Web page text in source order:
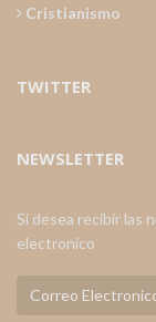
Cristianismo
TWITTER
NEWSLETTER
Si desea recibir las
electronico